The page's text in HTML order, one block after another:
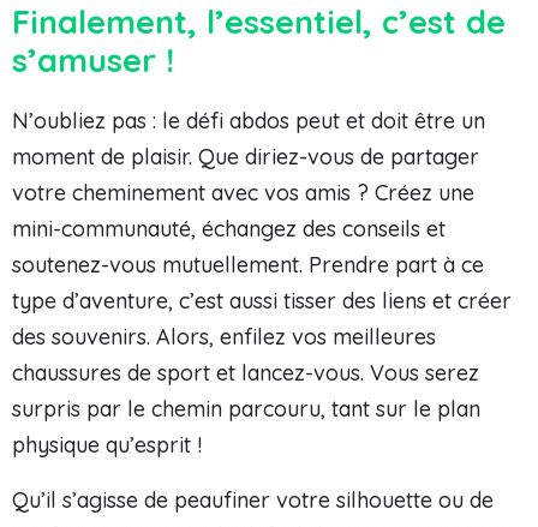
Finalement, l’essentiel, c’est de
s’amuser !
N’oubliez pas : le défi abdos peut et doit être un
moment de plaisir. Que diriez-vous de partager
votre cheminement avec vos amis ? Créez une
mini-communauté, échangez des conseils et
soutenez-vous mutuellement. Prendre part à ce
type d’aventure, c’est aussi tisser des liens et créer
des souvenirs. Alors, enfilez vos meilleures
chaussures de sport et lancez-vous. Vous serez
surpris par le chemin parcouru, tant sur le plan
physique qu’esprit !
Qu’il s’agisse de peaufiner votre silhouette ou de